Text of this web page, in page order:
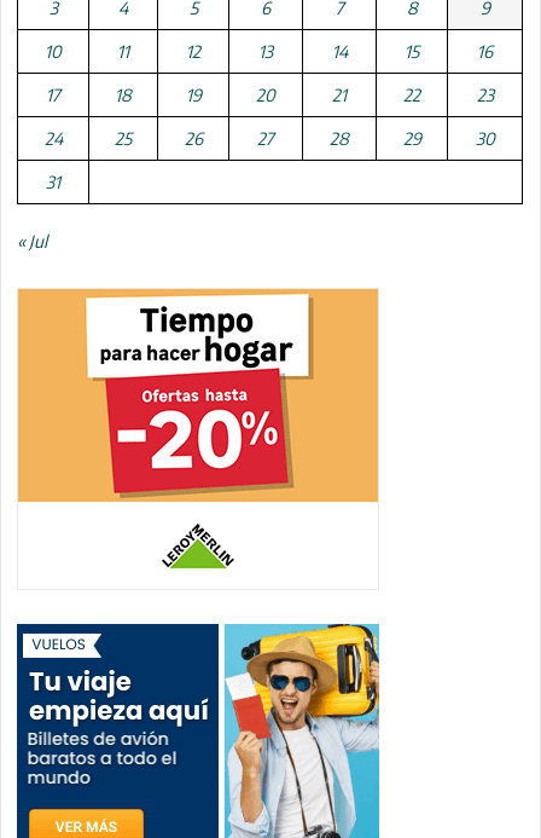
3 4 5 6 7 8 9
10 11 12 13 14 15 16
17 18 19 20 21 22 23
24 25 26 27 28 29 30
31
« Jul